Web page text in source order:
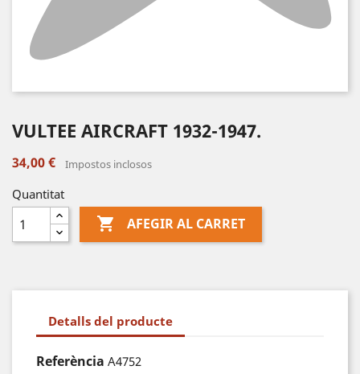
VULTEE AIRCRAFT 1932-1947.
34,00 € Impostos inclosos
Quantitat
 AFEGIR AL CARRET
Detalls del producte
Referència A4752